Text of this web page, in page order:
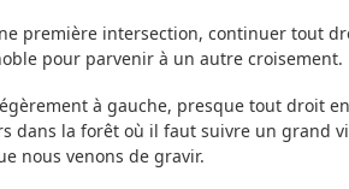
première intersection, continuer tout
pour parvenir à un autre croisement.
à gauche, presque tout droit
dans la forêt où il faut suivre un grand
nous venons de gravir.